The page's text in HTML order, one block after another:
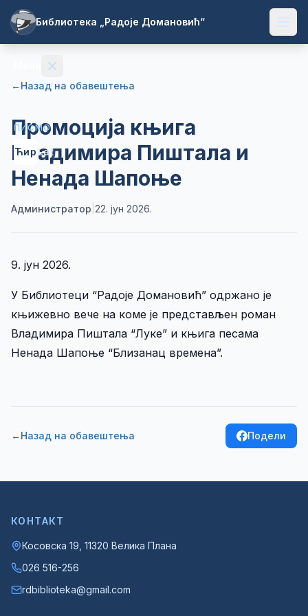
Библиотека „Радоје Домановић“
О
библиотеци
целине
Контакт
ПИСМО
Ћир Lat
←Назад на обавештења
Промоција књига
Владимира Пиштала и
Ненада Шапоње
Администратор 22. јун 2026.
9. јун 2026.
У Библиотеци “Радоје Домановић” одржано је
књижевно вече на коме је представљен роман
Владимира Пиштала “Луке” и књига песама
Ненада Шапоње “Близанац времена”.
←Назад на обавештења Подели
КОНТАКТ
Косовска 19, 11320 Велика Плана
026 516-256
rdbiblioteka@gmail.com